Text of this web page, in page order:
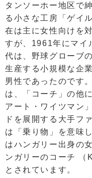
タンソーホー地区で
る小さな工房「ゲイ
在は主に女性向けを
すが、1961年にマイ
代は、野球グローブ
生産する小規模な企
男性であったのです
は、「コーチ」の他
アート・ワイツマン
ドを展開する大手フ
は「乗り物」を意味
はハンガリー出身の
ンガリーのコーチ （
とされています。